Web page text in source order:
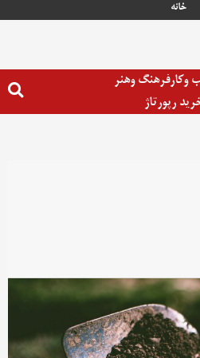
خانه
وکارفرهنگ وهنر
رپورتاژ